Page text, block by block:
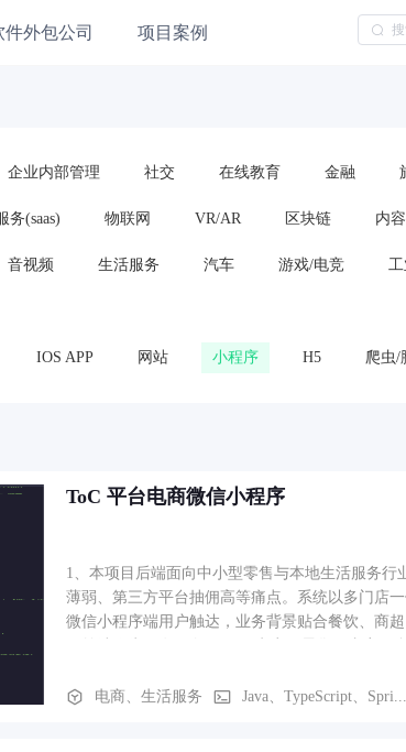
件外包公司 项目案例
企业内部管理 社交 在线教育 金融
务(saas) 物联网 VR/AR 区块链 内
音视频 生活服务 汽车 游戏/电竞 工
IOS APP 网站 小程序 H5 爬虫/
ToC 平台电商微信小程序
1、本项目后端面向中小型零售与本地生活服务
薄弱、第三方平台抽佣高等痛点。系统以多门店
微信小程序端用户触达，业务背景贴合餐饮、商
接入商品、订单、营销、SKU、热词、轮播、分
电商、生活服务 Java、TypeScript、Spri...